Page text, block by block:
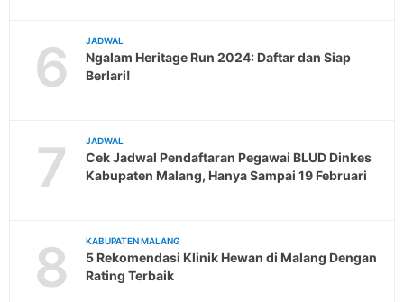
6 JADWAL
Ngalam Heritage Run 2024: Daftar dan Siap
Berlari!
7 JADWAL
Cek Jadwal Pendaftaran Pegawai BLUD Dinkes
Kabupaten Malang, Hanya Sampai 19 Februari
8 KABUPATEN MALANG
5 Rekomendasi Klinik Hewan di Malang Dengan
Rating Terbaik